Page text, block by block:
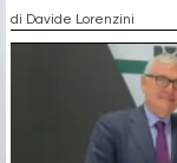
di Davide Lorenzini